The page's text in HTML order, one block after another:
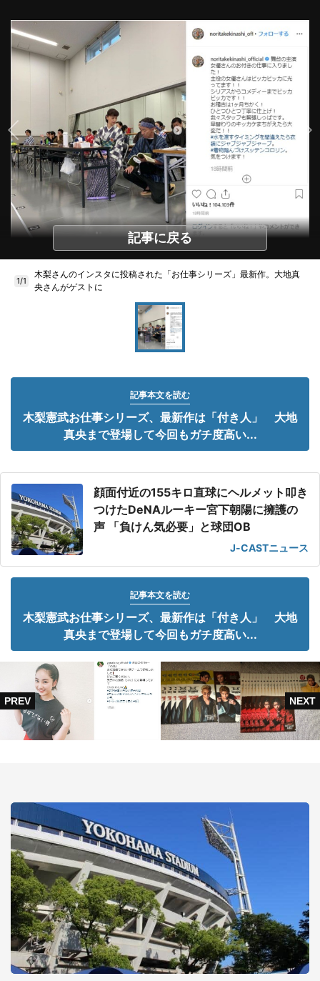
記事に戻る
1/1
木梨さんのインスタに投稿された「お仕事シリーズ」最新作。大地真
央さんがゲストに
記事本文を読む
木梨憲武お仕事シリーズ、最新作は「付き人」 大地
真央まで登場して今回もガチ度高い...
顔面付近の155キロ直球にヘルメット叩き
つけたDeNAルーキー宮下朝陽に擁護の
声 「負けん気必要」と球団OB
J-CASTニュース
記事本文を読む
木梨憲武お仕事シリーズ、最新作は「付き人」 大地
真央まで登場して今回もガチ度高い...